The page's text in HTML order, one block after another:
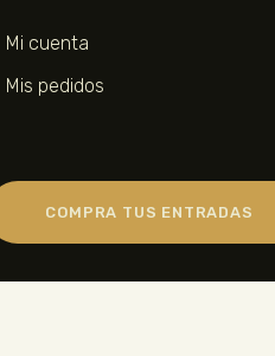
Mi cuenta
Mis pedidos
COMPRA TUS ENTRADAS